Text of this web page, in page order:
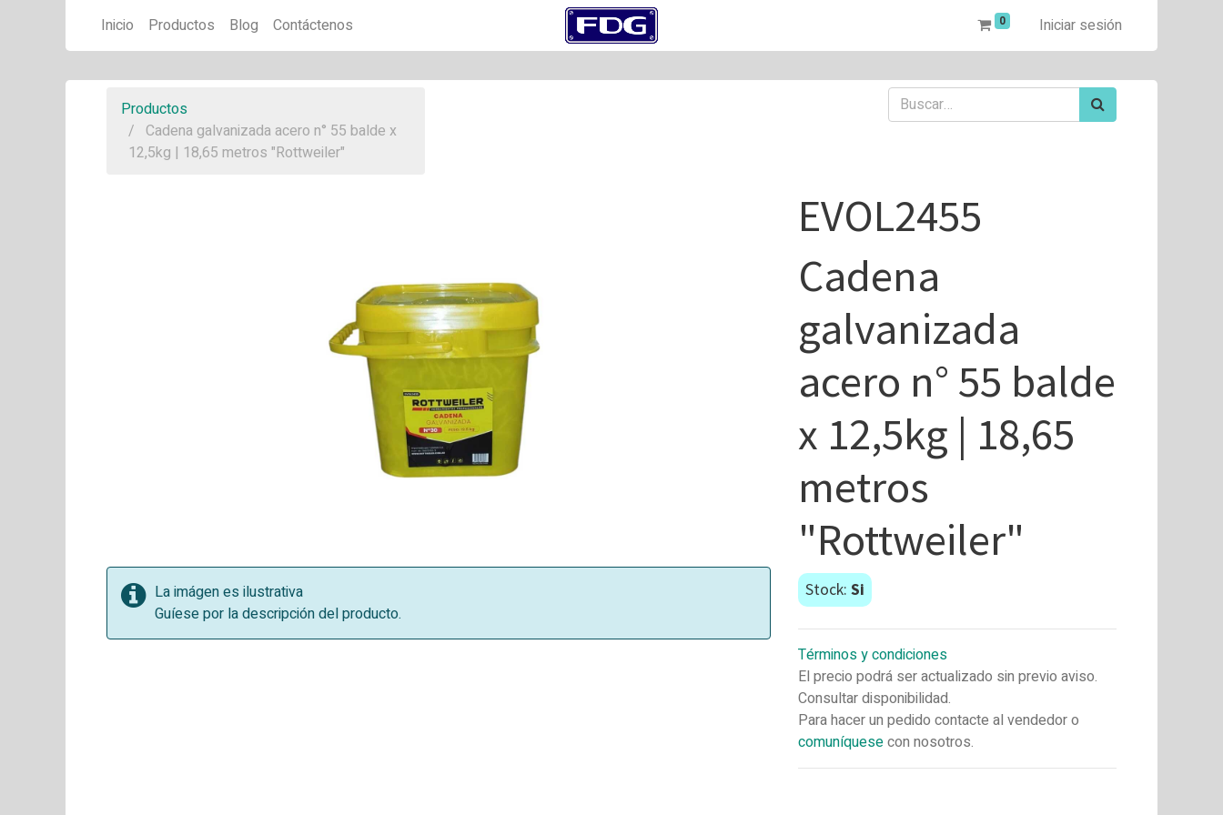
Inicio Productos Blog Contáctenos 0 Iniciar sesión
Productos
Cadena galvanizada acero n° 55 balde x
12,5kg | 18,65 metros "Rottweiler"
La imágen es ilustrativa
Guíese por la descripción del producto.
EVOL2455
Cadena
galvanizada
acero n° 55 balde
x 12,5kg | 18,65
metros
"Rottweiler"
Stock: Si
Términos y condiciones
El precio podrá ser actualizado sin previo aviso.
Consultar disponibilidad.
Para hacer un pedido contacte al vendedor o
comuníquesecon nosotros.